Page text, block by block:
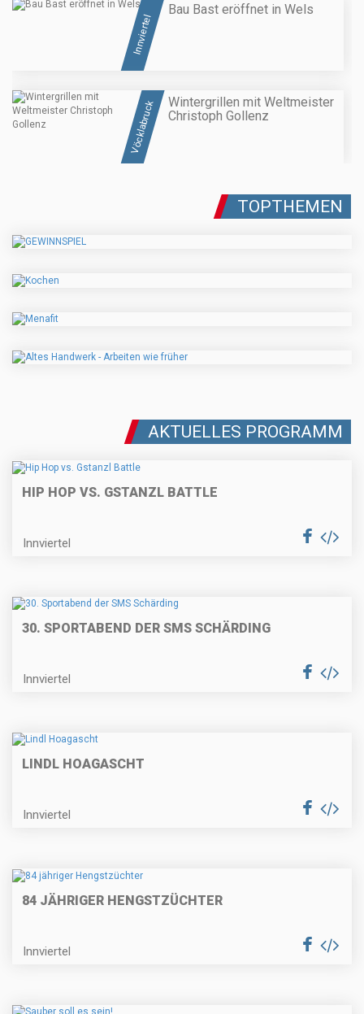
Innviertel
Bau Bast eröffnet in Wels
Vöcklabruck
Wintergrillen mit Weltmeister
Christoph Gollenz
TOPTHEMEN
AKTUELLES PROGRAMM
HIP HOP VS. GSTANZL BATTLE
Innviertel
30. SPORTABEND DER SMS SCHÄRDING
Innviertel
LINDL HOAGASCHT
Innviertel
84 JÄHRIGER HENGSTZÜCHTER
Innviertel